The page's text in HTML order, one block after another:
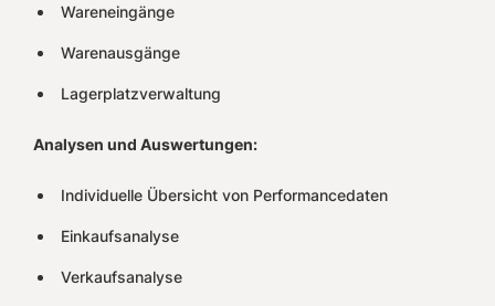
Wareneingänge
Warenausgänge
Lagerplatzverwaltung
Analysen und Auswertungen:
Individuelle Übersicht von Performancedaten
Einkaufsanalyse
Verkaufsanalyse